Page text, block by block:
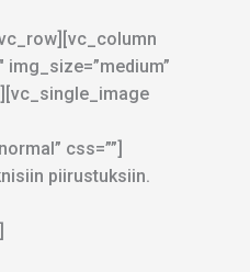
css=””]
piirustuksiin.